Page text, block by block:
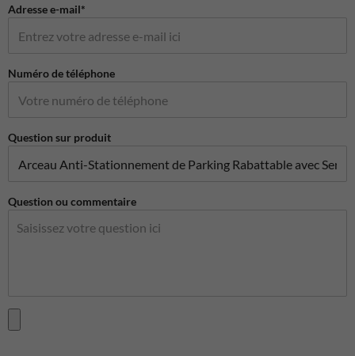
Adresse e-mail*
Numéro de téléphone
Question sur produit
Question ou commentaire